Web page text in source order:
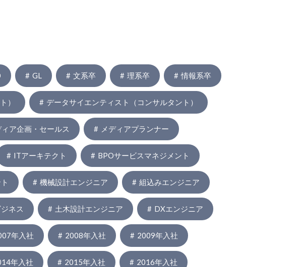
GL 文系卒 理系卒 情報系卒
） データサイエンティスト（コンサルタント）
ア企画・セールス メディアプランナー
ITアーキテクト BPOサービスマネジメント
機械設計エンジニア 組込みエンジニア
ネス 土木設計エンジニア DXエンジニア
年入社 2008年入社 2009年入社
年入社 2015年入社 2016年入社